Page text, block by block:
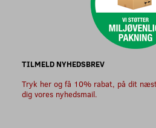
TILMELD NYHEDSBREV
Tryk her og få 10% rabat, på dit
dig vores nyhedsmail.